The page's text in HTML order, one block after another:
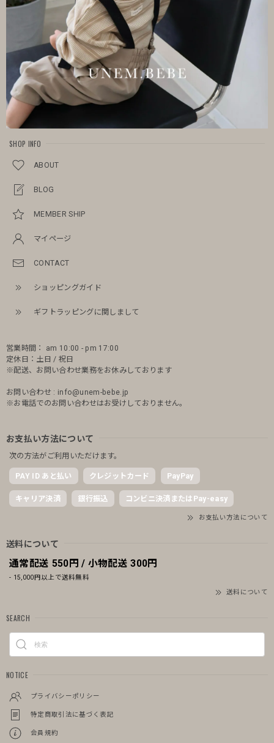
SHOP INFO
ABOUT
BLOG
MEMBER SHIP
マイページ
CONTACT
ショッピングガイド
ギフトラッピングに関しまして
営業時間： am 10:00 - pm 17:00
定休日：土日 / 祝日
※配送、お問い合わせ業務をお休みしております
お問い合わせ : info@unem-bebe.jp
※お電話でのお問い合わせはお受けしておりません。
お支払い方法について
次の方法がご利用いただけます。
PAY ID あと払い クレジットカード PayPay
キャリア決済 銀行振込 コンビニ決済またはPay-easy
お支払い方法について
送料について
通常配送 550円 / 小物配送 300円
- 15,000円以上で送料無料
送料について
SEARCH
NOTICE
プライバシーポリシー
特定商取引法に基づく表記
会員規約